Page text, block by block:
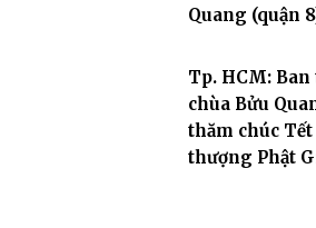
Quang (quận
Tp. HCM:
chùa Bửu
thăm chúc
thượng Phật